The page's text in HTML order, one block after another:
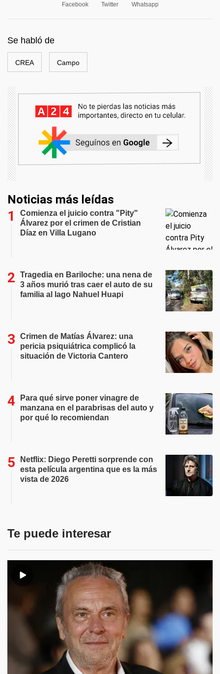
Facebook Twitter Whatsapp
Se habló de
CREA Campo
Noticias más leídas
Comienza el juicio contra "Pity"
Álvarez por el crimen de Cristian
Díaz en Villa Lugano
Tragedia en Bariloche: una nena de
3 años murió tras caer el auto de su
familia al lago Nahuel Huapi
Crimen de Matías Álvarez: una
pericia psiquiátrica complicó la
situación de Victoria Cantero
Para qué sirve poner vinagre de
manzana en el parabrisas del auto y
por qué lo recomiendan
Netflix: Diego Peretti sorprende con
esta película argentina que es la más
vista de 2026
Te puede interesar